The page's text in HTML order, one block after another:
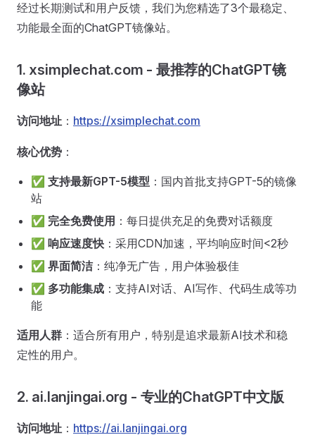
经过长期测试和用户反馈，我们为您精选了3个最稳定、
功能最全面的ChatGPT镜像站。
1. xsimplechat.com - 最推荐的ChatGPT镜
像站
访问地址 ： https://xsimplechat.com
核心优势 ：
✅ 支持最新GPT-5模型 ：国内首批支持GPT-5的镜像
站
✅ 完全免费使用 ：每日提供充足的免费对话额度
✅ 响应速度快 ：采用CDN加速，平均响应时间<2秒
✅ 界面简洁：纯净无广告，用户体验极佳
✅ 多功能集成 ：支持AI对话、AI写作、代码生成等功
能
适用人群 ：适合所有用户，特别是追求最新AI技术和稳
定性的用户。
2. ai.lanjingai.org - 专业的ChatGPT中文版
访问地址 ： https://ai.lanjingai.org